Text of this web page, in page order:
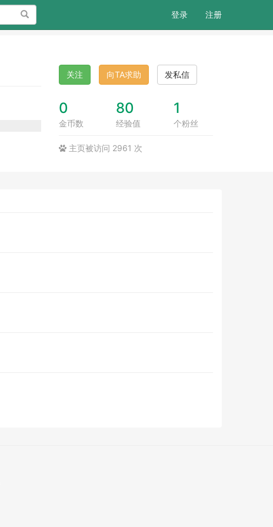
搜索 登录 注册
关注 向TA求助 发私信
0
金币数
80
经验值
1
个粉丝
主页被访问 2961 次